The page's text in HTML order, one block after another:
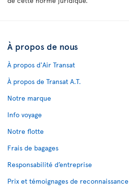
À propos de nous
À propos d'Air Transat
À propos de Transat A.T.
Notre marque
Info voyage
Notre flotte
Frais de bagages
Responsabilité d’entreprise
Prix et témoignages de reconnaissance